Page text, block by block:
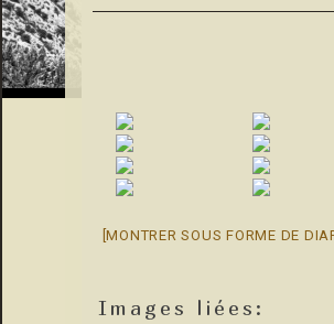
[MONTRER SOUS FORME DE
Images liées: